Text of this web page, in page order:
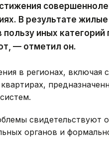
В результате
иных категорий
— отметил он.
в регионах, включая
свидетельствуют
органов и